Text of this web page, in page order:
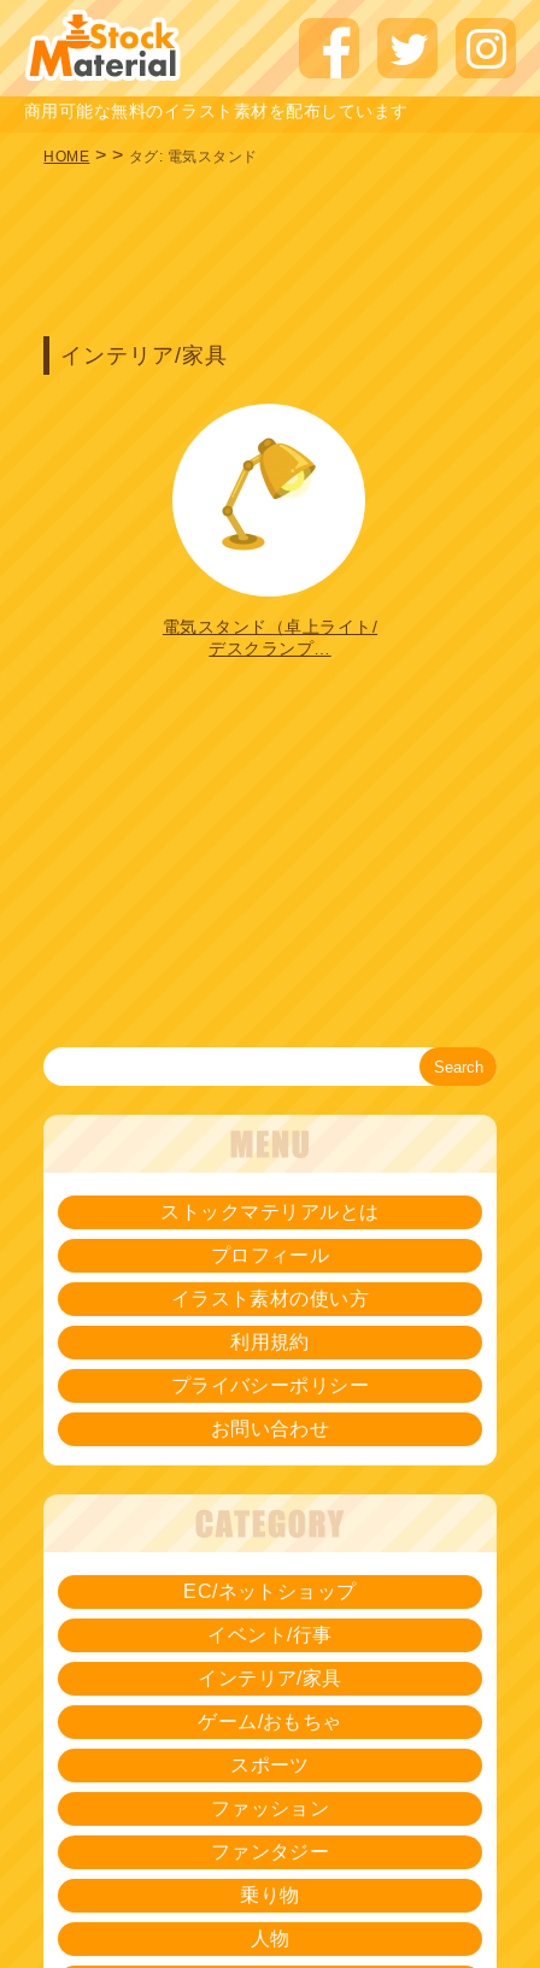
商用可能な無料のイラスト素材を配布しています
HOME > > タグ: 電気スタンド
インテリア/家具
電気スタンド（卓上ライト/
デスクランプ…
Search
ストックマテリアルとは
プロフィール
イラスト素材の使い方
利用規約
プライバシーポリシー
お問い合わせ
EC/ネットショップ
イベント/行事
インテリア/家具
ゲーム/おもちゃ
スポーツ
ファッション
ファンタジー
乗り物
人物